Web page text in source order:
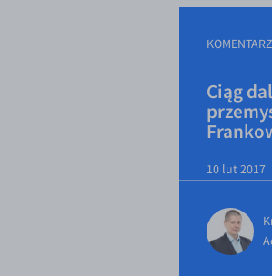
Ciąg
10 lut 2017